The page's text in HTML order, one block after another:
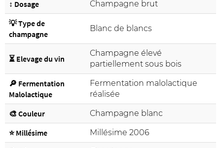
↕️ Dosage Champagne brut
💡 Type de
champagne
Blanc de blancs
⏳ Elevage du vin
Champagne élevé
partiellement sous bois
🔎 Fermentation
Malolactique
Fermentation malolactique
réalisée
🎨 Couleur Champagne blanc
⭐ Millésime Millésime 2006